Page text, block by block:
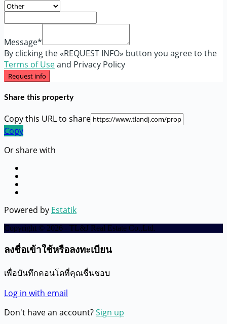
Message*
By clicking the «REQUEST INFO» button you agree to the
Terms of Useand Privacy Policy
Request info
Share this property
Copy this URL to share
Copy
Or share with
Powered by Estatik
Copyright © 2026 - TL&J Real Estate Co.,Ltd.
ลงชื่อเข้าใช้หรือลงทะเบียน
เพื่อบันทึกคอนโดที่คุณชื่นชอบ
Log in with email
Don't have an account?Sign up